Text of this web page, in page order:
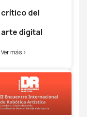
crítico del
arte digital
Ver más >